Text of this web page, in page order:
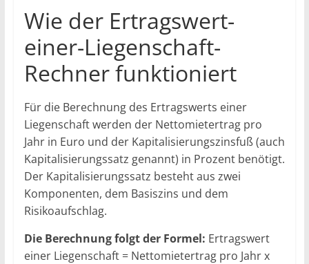
Wie der Ertragswert-
einer-Liegenschaft-
Rechner funktioniert
Für die Berechnung des Ertragswerts einer
Liegenschaft werden der Nettomietertrag pro
Jahr in Euro und der Kapitalisierungszinsfuß (auch
Kapitalisierungssatz genannt) in Prozent benötigt.
Der Kapitalisierungssatz besteht aus zwei
Komponenten, dem Basiszins und dem
Risikoaufschlag.
Die Berechnung folgt der Formel: Ertragswert
einer Liegenschaft = Nettomietertrag pro Jahr x